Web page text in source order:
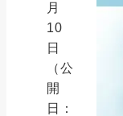
月
10
日
（公
開
日：